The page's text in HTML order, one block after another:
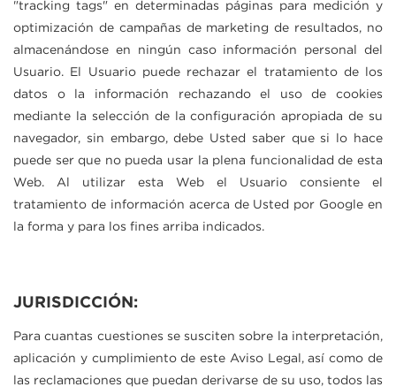
"tracking tags" en determinadas páginas para medición y
optimización de campañas de marketing de resultados, no
almacenándose en ningún caso información personal del
Usuario. El Usuario puede rechazar el tratamiento de los
datos o la información rechazando el uso de cookies
mediante la selección de la configuración apropiada de su
navegador, sin embargo, debe Usted saber que si lo hace
puede ser que no pueda usar la plena funcionalidad de esta
Web. Al utilizar esta Web el Usuario consiente el
tratamiento de información acerca de Usted por Google en
la forma y para los fines arriba indicados.
JURISDICCIÓN:
Para cuantas cuestiones se susciten sobre la interpretación,
aplicación y cumplimiento de este Aviso Legal, así como de
las reclamaciones que puedan derivarse de su uso, todos las